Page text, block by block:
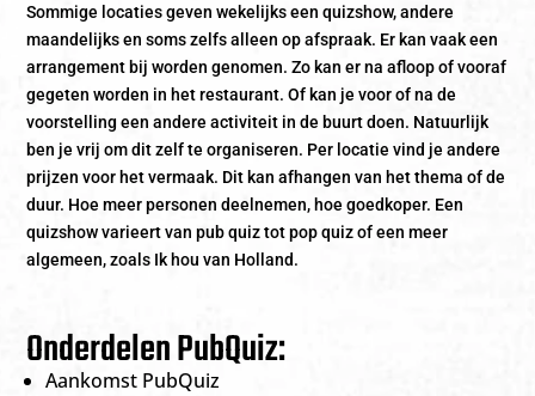
Sommige locaties geven wekelijks een quizshow, andere
maandelijks en soms zelfs alleen op afspraak. Er kan vaak een
arrangement bij worden genomen. Zo kan er na afloop of vooraf
gegeten worden in het restaurant. Of kan je voor of na de
voorstelling een andere activiteit in de buurt doen. Natuurlijk
ben je vrij om dit zelf te organiseren. Per locatie vind je andere
prijzen voor het vermaak. Dit kan afhangen van het thema of de
duur. Hoe meer personen deelnemen, hoe goedkoper. Een
quizshow varieert van pub quiz tot pop quiz of een meer
algemeen, zoals Ik hou van Holland.
Onderdelen PubQuiz:
Aankomst PubQuiz